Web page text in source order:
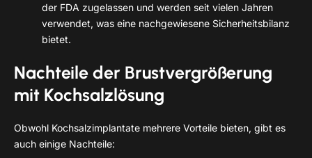
der FDA zugelassen und werden seit vielen Jahren
verwendet, was eine nachgewiesene Sicherheitsbilanz
bietet.
Nachteile der Brustvergrößerung
mit Kochsalzlösung
Obwohl Kochsalzimplantate mehrere Vorteile bieten, gibt es
auch einige Nachteile: